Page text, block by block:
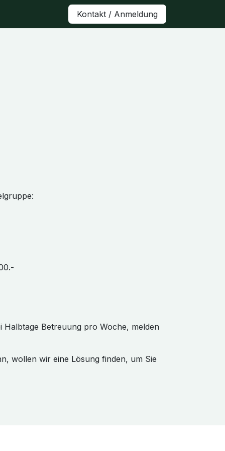
Kontakt / Anmeldung
Betreuung pro Woche, melden
wollen wir eine Lösung finden, um Sie